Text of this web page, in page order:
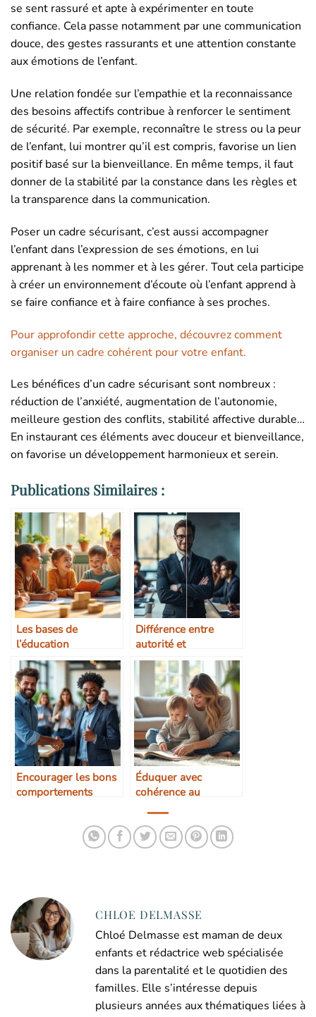
se sent rassuré et apte à expérimenter en toute
confiance. Cela passe notamment par une communication
douce, des gestes rassurants et une attention constante
aux émotions de l’enfant.
Une relation fondée sur l’empathie et la reconnaissance
des besoins affectifs contribue à renforcer le sentiment
de sécurité. Par exemple, reconnaître le stress ou la peur
de l’enfant, lui montrer qu’il est compris, favorise un lien
positif basé sur la bienveillance. En même temps, il faut
donner de la stabilité par la constance dans les règles et
la transparence dans la communication.
Poser un cadre sécurisant, c’est aussi accompagner
l’enfant dans l’expression de ses émotions, en lui
apprenant à les nommer et à les gérer. Tout cela participe
à créer un environnement d’écoute où l’enfant apprend à
se faire confiance et à faire confiance à ses proches.
Pour approfondir cette approche, découvrez comment
organiser un cadre cohérent pour votre enfant.
Les bénéfices d’un cadre sécurisant sont nombreux :
réduction de l’anxiété, augmentation de l’autonomie,
meilleure gestion des conflits, stabilité affective durable…
En instaurant ces éléments avec douceur et bienveillance,
on favorise un développement harmonieux et serein.
Publications Similaires :
Les bases de
l’éducation
bienveillante
Différence entre
autorité et
autoritarisme
Encourager les bons
comportements
Éduquer avec
cohérence au
CHLOE DELMASSE
Chloé Delmasse est maman de deux
enfants et rédactrice web spécialisée
dans la parentalité et le quotidien des
familles. Elle s’intéresse depuis
plusieurs années aux thématiques liées à